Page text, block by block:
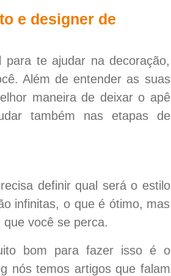
e designer de
te ajudar na decoração,
Além de entender as suas
maneira de deixar o apê
também nas etapas de
definir qual será o estilo
infinitas, o que é ótimo, mas
você se perca.
bom para fazer isso é o
nós temos artigos que falam